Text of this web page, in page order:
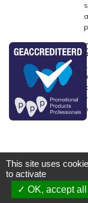
This site uses
to activate
OK, accept all